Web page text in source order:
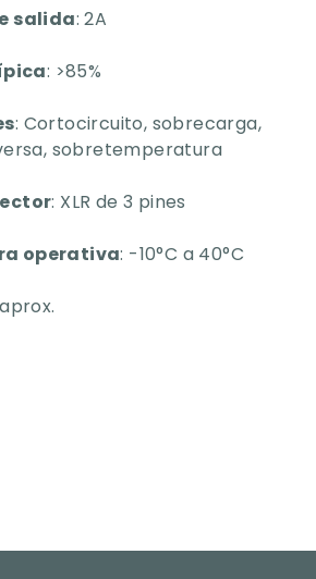
salida: 2A
: >85%
: Cortocircuito, sobrecarga,
sobretemperatura
: XLR de 3 pines
operativa: -10°C a 40°C